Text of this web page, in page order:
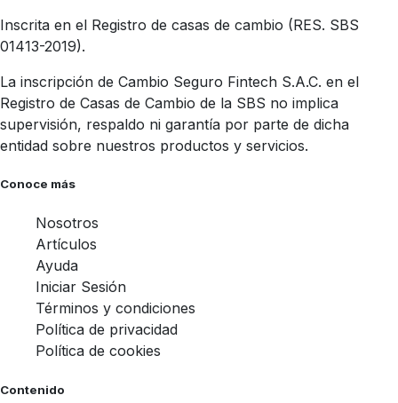
Inscrita en el Registro de casas de cambio (RES. SBS
01413-2019).
La inscripción de Cambio Seguro Fintech S.A.C. en el
Registro de Casas de Cambio de la SBS no implica
supervisión, respaldo ni garantía por parte de dicha
entidad sobre nuestros productos y servicios.
Conoce más
Nosotros
Artículos
Ayuda
Iniciar Sesión
Términos y condiciones
Política de privacidad
Política de cookies
Contenido